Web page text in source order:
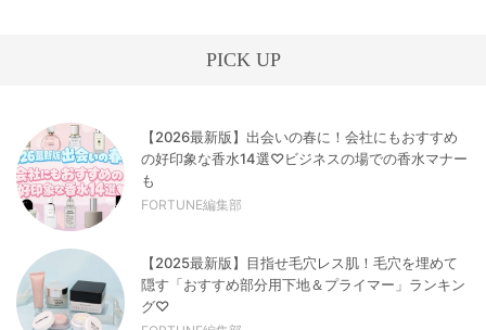
PICK UP
【2026最新版】出会いの春に！会社にもおすすめ
の好印象な香水14選♡ビジネスの場での香水マナー
も
FORTUNE編集部
【2025最新版】目指せ毛穴レス肌！毛穴を埋めて
隠す「おすすめ部分用下地＆プライマー」ランキン
グ♡